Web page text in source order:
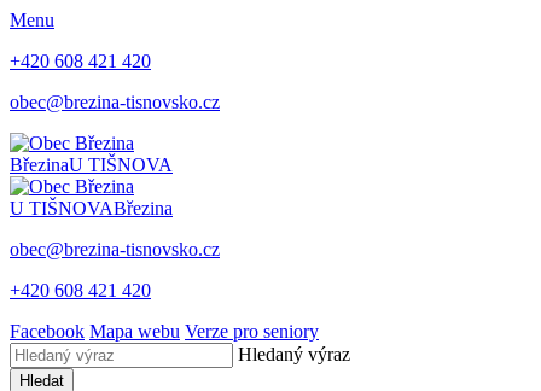
Menu
+420 608 421 420
obec@brezina-tisnovsko.cz
BřezinaU TIŠNOVA
U TIŠNOVABřezina
obec@brezina-tisnovsko.cz
+420 608 421 420
Facebook Mapa webu Verze pro seniory
Hledaný výraz
Hledat